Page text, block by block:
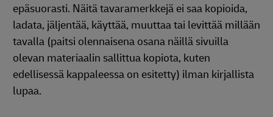
epäsuorasti. Näitä tavaramerkkejä ei saa kopioida,
ladata, jäljentää, käyttää, muuttaa tai levittää millään
tavalla (paitsi olennaisena osana näillä sivuilla
olevan materiaalin sallittua kopiota, kuten
edellisessä kappaleessa on esitetty) ilman kirjallista
lupaa.